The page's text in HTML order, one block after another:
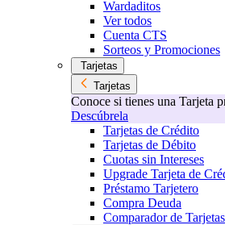
Wardaditos
Ver todos
Cuenta CTS
Sorteos y Promociones
Tarjetas
Tarjetas
Conoce si tienes una Tarjeta
Descúbrela
Tarjetas de Crédito
Tarjetas de Débito
Cuotas sin Intereses
Upgrade Tarjeta de
Préstamo Tarjetero
Compra Deuda
Comparador de Tarjetas